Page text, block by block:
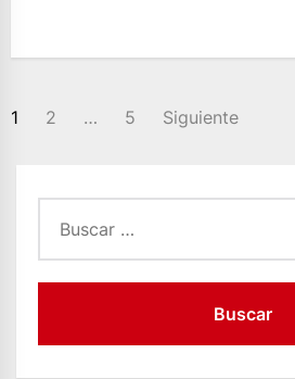
PAGINACIÓN
1 2 … 5 Siguiente